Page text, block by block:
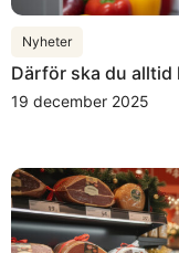
Nyheter
Därför ska du
19 december 2025